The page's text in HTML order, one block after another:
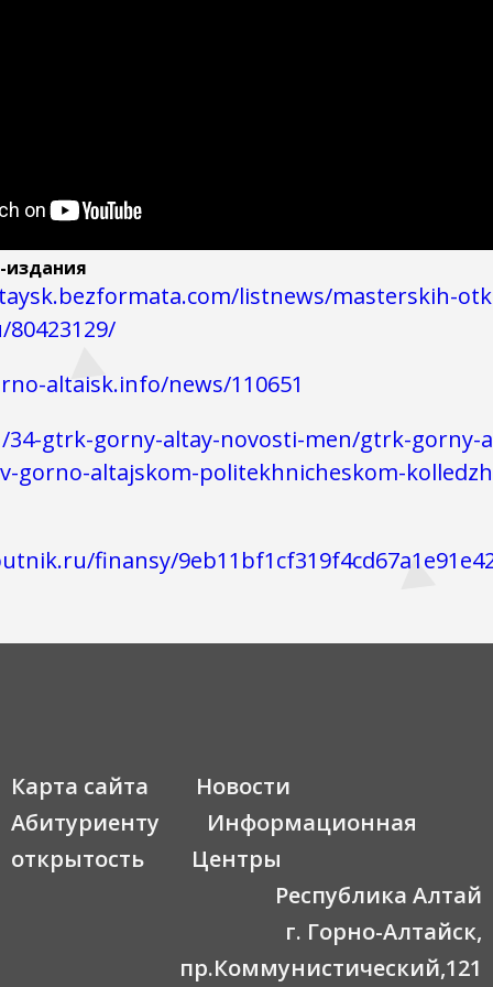
издания
listnews/masterskih-
altaisk.info/news/110651
gtrk-gorny-altay-novosti-men/gtrk-gorny-
gorno-altajskom-politekhnicheskom-
finansy/
Карта сайта
Новости
Абитуриенту
Информационная
открытость
Центры
Республика Алтай
г. Горно-Алтайск,
пр.Коммунистический,121